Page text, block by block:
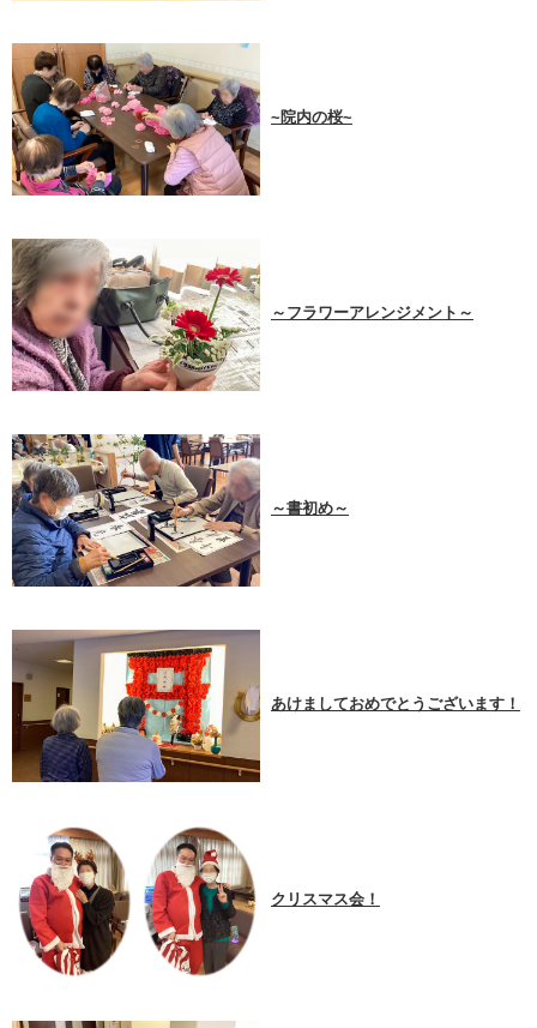
~院内の桜~
～フラワーアレンジメント～
～書初め～
あけましておめでとうございます！
クリスマス会！